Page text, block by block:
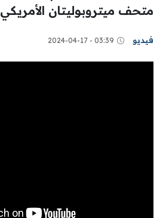
متحف ميتروبوليتان الأمريكي
فيديو 03:39 - 2024-04-17